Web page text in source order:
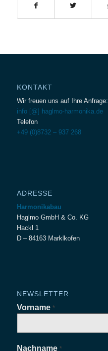
KONTAKT
Wir freuen uns auf Ihre Anfrage:
info [@] haglmo-harmonika.de
Telefon
+49 (0)8732 – 937 268
ADRESSE
Harmonikabau
Haglmo GmbH & Co. KG
Hackl 1
D – 84163 Marklkofen
NEWSLETTER
Vorname *
Nachname *